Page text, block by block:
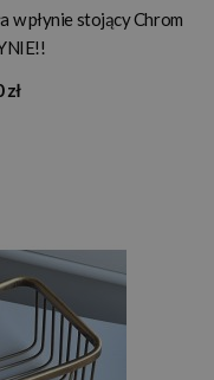
w płynie stojący Chrom
zł